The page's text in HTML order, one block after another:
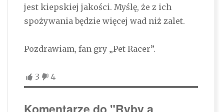
jest kiepskiej jakości. Myślę, że z ich
spożywania będzie więcej wad niż zalet.
Pozdrawiam, fan gry „Pet Racer”.
3 4